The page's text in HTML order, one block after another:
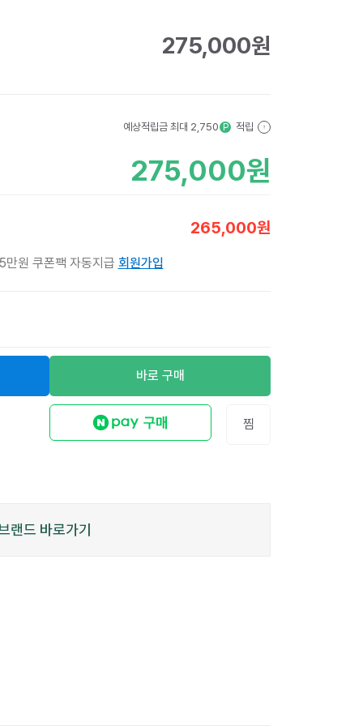
275,000원
예상적립금 최대 2,750 P 적립 ?
275,000원
265,000원
만원 쿠폰팩 자동지급 회원가입
바로 구매
찜
랜드 바로가기